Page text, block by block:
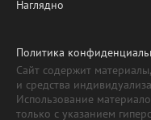
Наглядно
Политика
Сайт содержит
и средства
Использование
только с указанием